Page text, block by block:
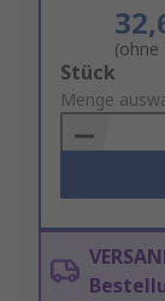
(ohne
Add
to
Basket
Stück
Menge